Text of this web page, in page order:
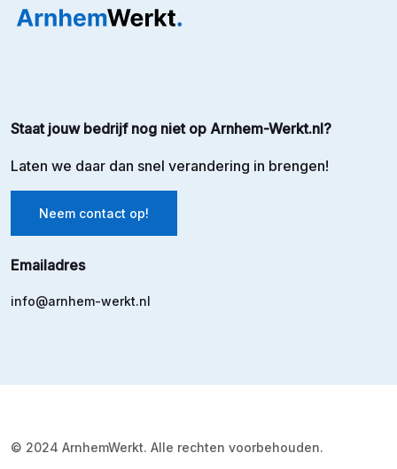
Staat jouw bedrijf nog niet op Arnhem-Werkt.nl?
Laten we daar dan snel verandering in brengen!
Neem contact op!
Emailadres
info@arnhem-werkt.nl
© 2024 ArnhemWerkt. Alle rechten voorbehouden.